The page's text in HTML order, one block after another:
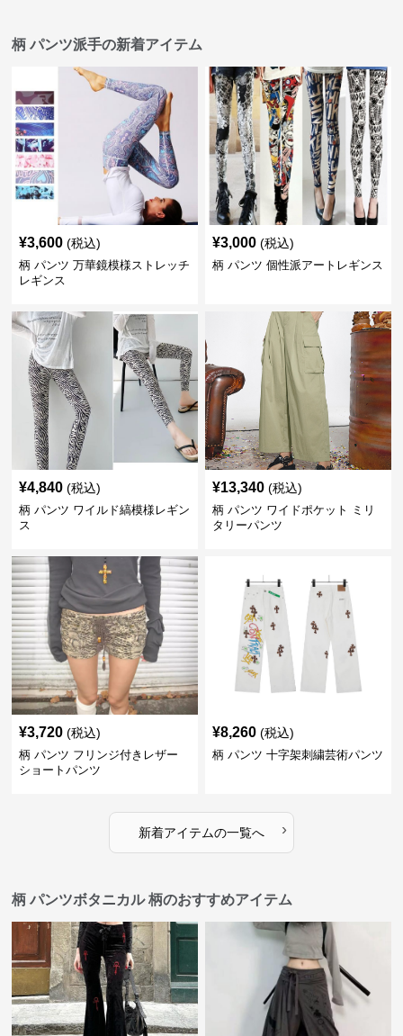
柄 パンツ派手の新着アイテム
¥3,600 (税込)
柄 パンツ 万華鏡模様ストレッチ
レギンス
¥3,000 (税込)
柄 パンツ 個性派アートレギンス
¥4,840 (税込)
柄 パンツ ワイルド縞模様レギン
ス
¥13,340 (税込)
柄 パンツ ワイドポケット ミリ
タリーパンツ
¥3,720 (税込)
柄 パンツ フリンジ付きレザー
ショートパンツ
¥8,260 (税込)
柄 パンツ 十字架刺繍芸術パンツ
新着アイテムの一覧へ ›
柄 パンツボタニカル 柄のおすすめアイテム